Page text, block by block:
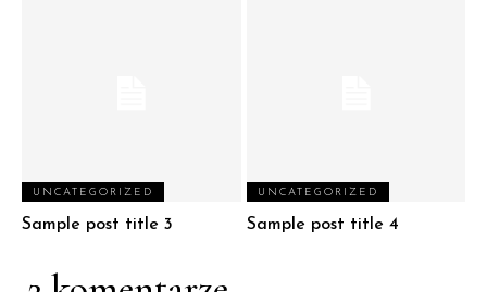
UNCATEGORIZED
Sample post title 3
UNCATEGORIZED
Sample post title 4